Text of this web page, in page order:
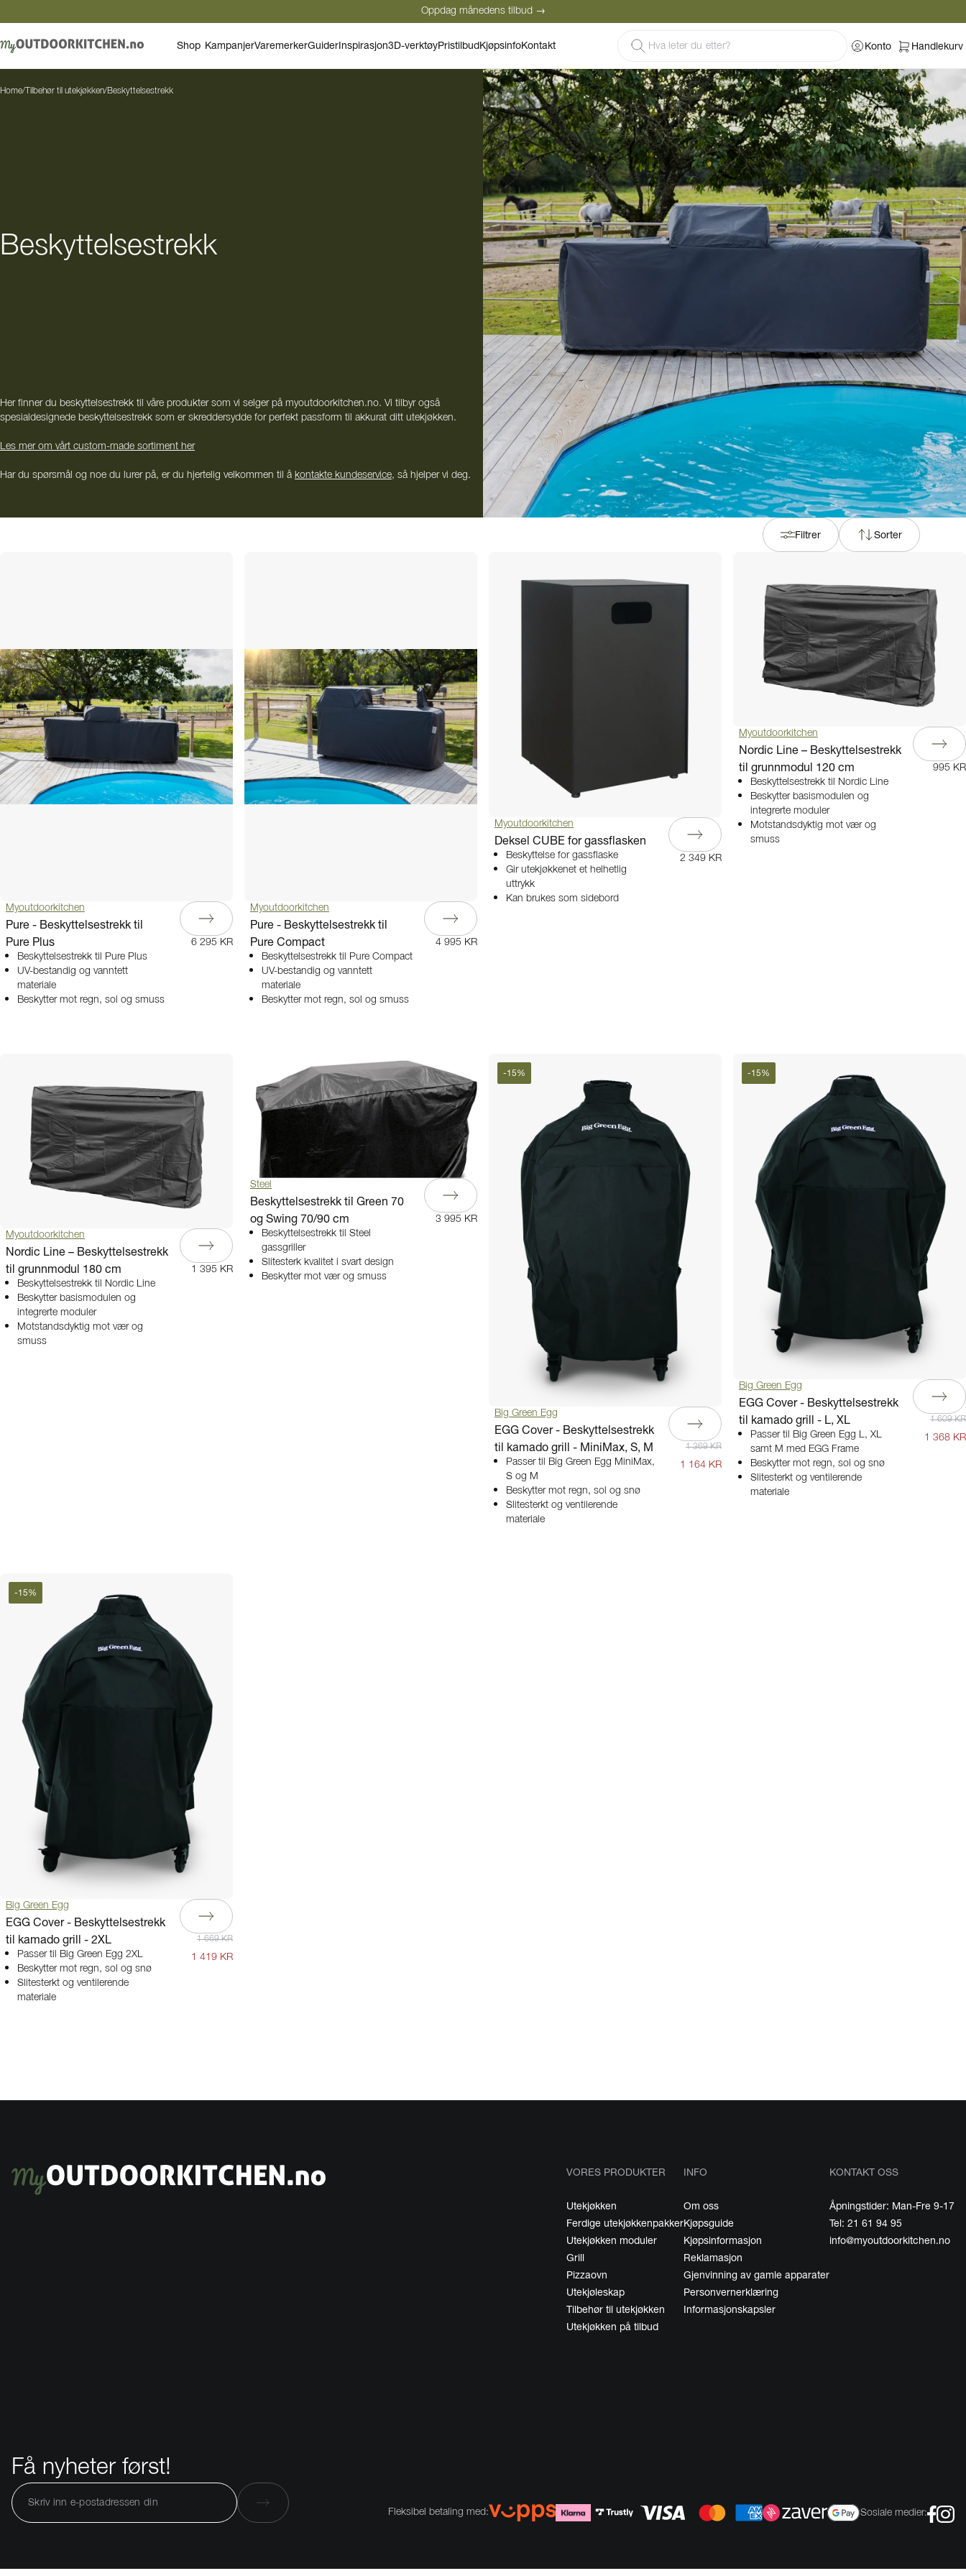
Oppdag månedens tilbud →
Shop KampanjerVaremerkerGuiderInspirasjon3D-verktøyPristilbudKjøpsinfoKontakt Konto Handlekurv
Home/ Tilbehør til utekjøkken/Beskyttelsestrekk
Beskyttelsestrekk
Her finner du beskyttelsestrekk til våre produkter som vi selger på myoutdoorkitchen.no. Vi tilbyr også
spesialdesignede beskyttelsestrekk som er skreddersydde for perfekt passform til akkurat ditt utekjøkken.
Les mer om vårt custom-made sortiment her
Har du spørsmål og noe du lurer på, er du hjertelig velkommen til å kontakte kundeservice, så hjelper vi deg.
Filtrer Sorter
Myoutdoorkitchen
Pure - Beskyttelsestrekk til
Pure Plus
Beskyttelsestrekk til Pure Plus
UV-bestandig og vanntett
materiale
Beskytter mot regn, sol og smuss
6 295 KR
Myoutdoorkitchen
Pure - Beskyttelsestrekk til
Pure Compact
Beskyttelsestrekk til Pure Compact
UV-bestandig og vanntett
materiale
Beskytter mot regn, sol og smuss
4 995 KR
Myoutdoorkitchen
Deksel CUBE for gassflasken
Beskyttelse for gassflaske
Gir utekjøkkenet et helhetlig
uttrykk
Kan brukes som sidebord
2 349 KR
Myoutdoorkitchen
Nordic Line – Beskyttelsestrekk
til grunnmodul 120 cm
Beskyttelsestrekk til Nordic Line
Beskytter basismodulen og
integrerte moduler
Motstandsdyktig mot vær og
smuss
995 KR
Myoutdoorkitchen
Nordic Line – Beskyttelsestrekk
til grunnmodul 180 cm
Beskyttelsestrekk til Nordic Line
Beskytter basismodulen og
integrerte moduler
Motstandsdyktig mot vær og
smuss
1 395 KR
Steel
Beskyttelsestrekk til Green 70
og Swing 70/90 cm
Beskyttelsestrekk til Steel
gassgriller
Slitesterk kvalitet i svart design
Beskytter mot vær og smuss
3 995 KR
-15%
Big Green Egg
EGG Cover - Beskyttelsestrekk
til kamado grill - MiniMax, S, M
Passer til Big Green Egg MiniMax,
S og M
Beskytter mot regn, sol og snø
Slitesterkt og ventilerende
materiale
1 369 KR
1 164 KR
-15%
Big Green Egg
EGG Cover - Beskyttelsestrekk
til kamado grill - L, XL
Passer til Big Green Egg L, XL
samt M med EGG Frame
Beskytter mot regn, sol og snø
Slitesterkt og ventilerende
materiale
1 609 KR
1 368 KR
-15%
Big Green Egg
EGG Cover - Beskyttelsestrekk
til kamado grill - 2XL
Passer til Big Green Egg 2XL
Beskytter mot regn, sol og snø
Slitesterkt og ventilerende
materiale
1 669 KR
1 419 KR
VORES PRODUKTER
Utekjøkken
Ferdige utekjøkkenpakker
Utekjøkken moduler
Grill
Pizzaovn
Utekjøleskap
Tilbehør til utekjøkken
Utekjøkken på tilbud
INFO
Om oss
Kjøpsguide
Kjøpsinformasjon
Reklamasjon
Gjenvinning av gamle apparater
Personvernerklæring
Informasjonskapsler
KONTAKT OSS
Åpningstider: Man-Fre 9-17
Tel: 21 61 94 95
info@myoutdoorkitchen.no
Få nyheter først!
Fleksibel betaling med: Sosiale medier: